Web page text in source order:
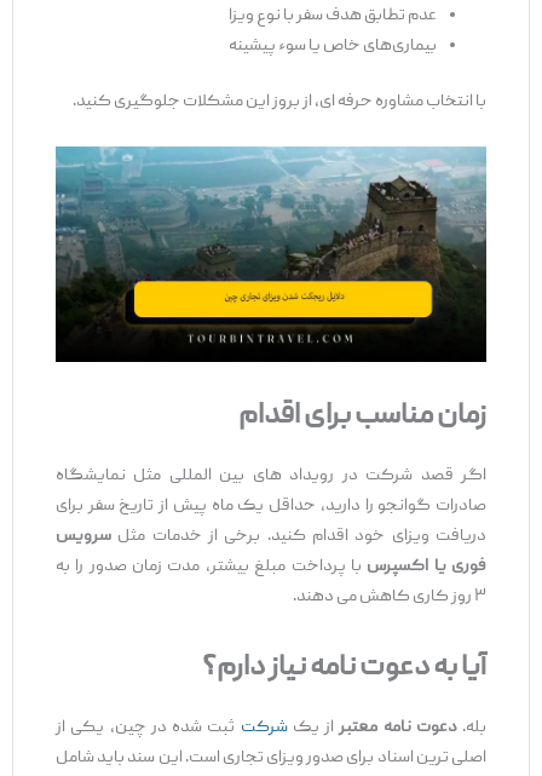
عدم تطابق هدف سفر با نوع ویزا
بیماری‌های خاص یا سوء پیشینه
با انتخاب مشاوره حرفه ‌ای، از بروز این مشکلات جلوگیری کنید.
زمان مناسب برای اقدام
اگر قصد شرکت در رویداد های بین ‌المللی مثل نمایشگاه
صادرات گوانجو را دارید، حداقل یک ماه پیش از تاریخ سفر برای
دریافت ویزای خود اقدام کنید. برخی از خدمات مثلسرویس
فوری یا اکسپرسبا پرداخت مبلغ بیشتر، مدت زمان صدور را به
آیا به دعوت‌نامه نیاز دارم؟
بله.دعوت ‌نامه معتبراز یکشرکتثبت‌ شده در چین، یکی از
اصلی ‌ترین اسناد برای صدور ویزای تجاری است. این سند باید شامل